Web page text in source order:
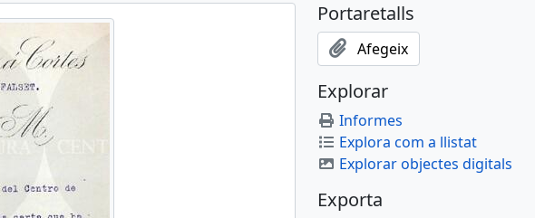
Portaretalls
Afegeix
Explorar
Informes
Explora com a llistat
Explorar objectes digitals
Exporta